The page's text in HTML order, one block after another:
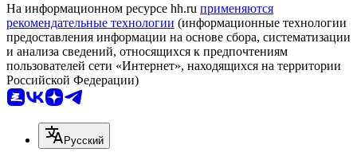
На информационном ресурсе hh.ru применяются
рекомендательные технологии (информационные технологии
предоставления информации на основе сбора, систематизации
и анализа сведений, относящихся к предпочтениям
пользователей сети «Интернет», находящихся на территории
Российской Федерации)
Русский